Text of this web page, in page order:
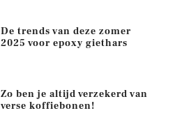
De trends van deze zomer
2025 voor epoxy giethars
Zo ben je altijd verzekerd van
verse koffiebonen!